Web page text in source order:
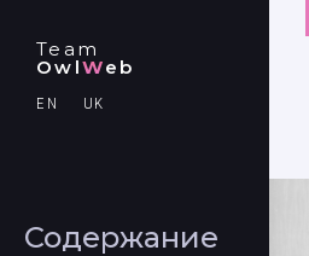
Team
OwlWeb
EN UK
Содержание